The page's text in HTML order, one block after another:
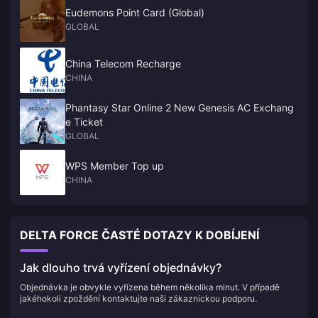
operátora a anti-cheat ACE na úrovni jádra systému od roku 2026
vydal čtyři veřejné bezpečnostní bulletiny. Dvě výhrady: v raidech
typu Confidential se stále objevuje znatelně vyšší míra podvodníků
než v běžných frontách a nedávné recenze na Steamu mají
**smíšené hodnocení 51 % pozitivních** (3,4 tisíce recenzí) – což
znamená, že komunita je v názoru na hru rozdělená.
Eudemons Point Card (Global)
GLOBAL
China Telecom Recharge
CHINA
Phantasy Star Online 2 New Genesis AC Exchang
e Ticket
GLOBAL
WPS Member Top up
CHINA
DELTA FORCE ČASTÉ DOTAZY K DOBÍJENÍ
Jak dlouho trvá vyřízení objednávky?
Objednávka je obvykle vyřízena během několika minut. V případě
jakéhokoli zpoždění kontaktujte naši zákaznickou podporu.